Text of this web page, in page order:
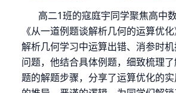
高二1班的寇庭宇同学聚焦高中
《从一道例题谈解析几何的运算优
解析几何学习中运算出错、消参时
问题，他结合具体例题，细致梳理
题的解题步骤，分享了运算优化的